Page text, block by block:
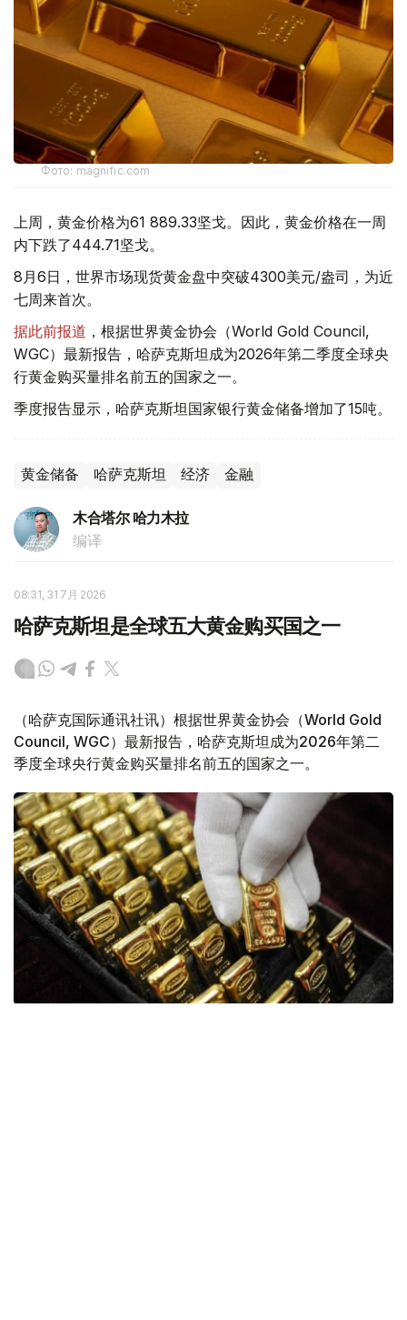
Фото: magnific.com
上周，黄金价格为61 889.33坚戈。因此，黄金价格在一周
内下跌了444.71坚戈。
8月6日，世界市场现货黄金盘中突破4300美元/盎司，为近
七周来首次。
据此前报道 ，根据世界黄金协会（World Gold Council,
WGC）最新报告，哈萨克斯坦成为2026年第二季度全球央
行黄金购买量排名前五的国家之一。
季度报告显示，哈萨克斯坦国家银行黄金储备增加了15吨。
黄金储备 哈萨克斯坦 经济 金融
木合塔尔 哈力木拉
编译
08:31, 31 7月 2026
哈萨克斯坦是全球五大黄金购买国之一
（哈萨克国际通讯社讯）根据世界黄金协会（World Gold
Council, WGC）最新报告，哈萨克斯坦成为2026年第二
季度全球央行黄金购买量排名前五的国家之一。